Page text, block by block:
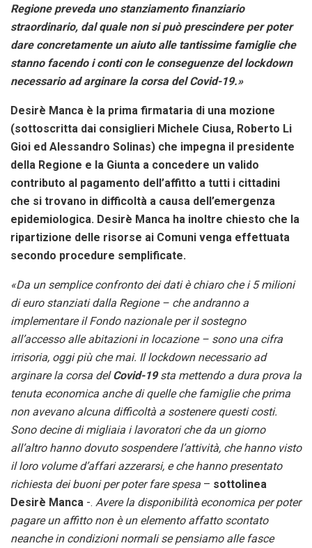
Regione preveda uno stanziamento finanziario
straordinario, dal quale non si può prescindere per poter
dare concretamente un aiuto alle tantissime famiglie che
stanno facendo i conti con le conseguenze del lockdown
necessario ad arginare la corsa del Covid-19.»
Desirè Manca è la prima firmataria di una mozione
(sottoscritta dai consiglieri Michele Ciusa, Roberto Li
Gioi ed Alessandro Solinas) che impegna il presidente
della Regione e la Giunta a concedere un valido
contributo al pagamento dell’affitto a tutti i cittadini
che si trovano in difficoltà a causa dell’emergenza
epidemiologica. Desirè Manca ha inoltre chiesto che la
ripartizione delle risorse ai Comuni venga effettuata
secondo procedure semplificate.
«Da un semplice confronto dei dati è chiaro che i 5 milioni
di euro stanziati dalla Regione – che andranno a
implementare il Fondo nazionale per il sostegno
all’accesso alle abitazioni in locazione – sono una cifra
irrisoria, oggi più che mai. Il lockdown necessario ad
arginare la corsa delCovid-19sta mettendo a dura prova la
tenuta economica anche di quelle che famiglie che prima
non avevano alcuna difficoltà a sostenere questi costi.
Sono decine di migliaia i lavoratori che da un giorno
all’altro hanno dovuto sospendere l’attività, che hanno visto
il loro volume d’affari azzerarsi, e che hanno presentato
richiesta dei buoni per poter fare spesa – sottolinea
Desirè Manca -. Avere la disponibilità economica per poter
pagare un affitto non è un elemento affatto scontato
neanche in condizioni normali se pensiamo alle fasce